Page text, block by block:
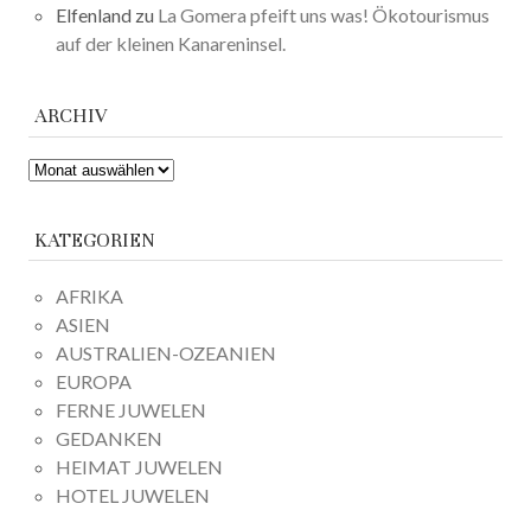
Elfenland zu La Gomera pfeift uns was! Ökotourismus
auf der kleinen Kanareninsel.
ARCHIV
ARCHIV
KATEGORIEN
AFRIKA
ASIEN
AUSTRALIEN-OZEANIEN
EUROPA
FERNE JUWELEN
GEDANKEN
HEIMAT JUWELEN
HOTEL JUWELEN